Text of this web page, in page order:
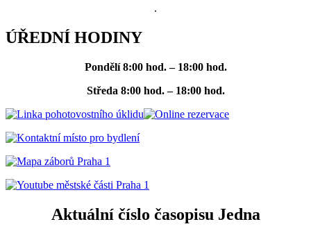
.
ÚŘEDNÍ HODINY
Pondělí 8:00 hod. – 18:00 hod.
Středa 8:00 hod. – 18:00 hod.
Aktuální číslo časopisu Jedna